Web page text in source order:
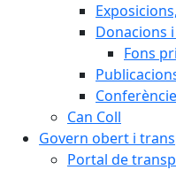
Donacions
Fons
Can Coll
Govern obert i
Portal de